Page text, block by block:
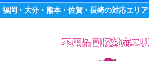
福岡・大分・熊本・佐賀・長崎の対応エリア